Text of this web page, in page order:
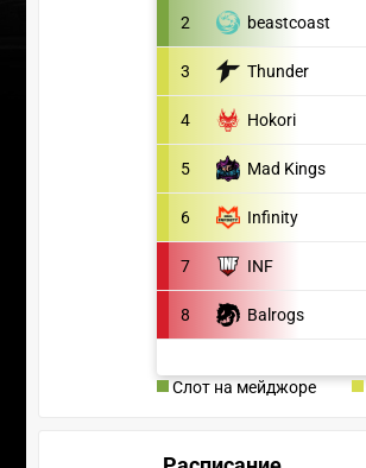
2 beastcoast
3 Thunder
4 Hokori
5 Mad Kings
6 Infinity
7 INF
8 Balrogs
Слот на мейджоре